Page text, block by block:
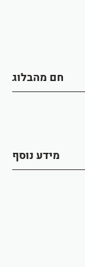
חם מהבלוג
מידע נוסף